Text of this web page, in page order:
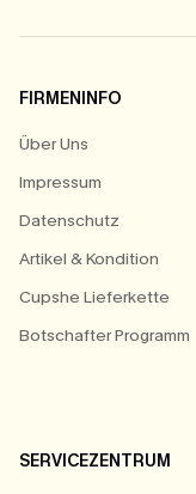
FIRMENINFO
Über Uns
Impressum
Datenschutz
Artikel & Kondition
Cupshe Lieferkette
Botschafter Programm
SERVICEZENTRUM